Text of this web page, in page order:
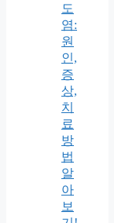
도
염:
원
인,
증
상,
치
료
방
법
알
아
보